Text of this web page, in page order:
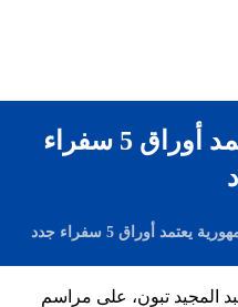
رئيس الجمهورية يعتمد أوراق 5 سفراء
يعتمد أوراق 5 سفراء جدد
المجيد تبون، على مراسم